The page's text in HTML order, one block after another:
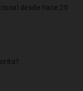
desde hace 20